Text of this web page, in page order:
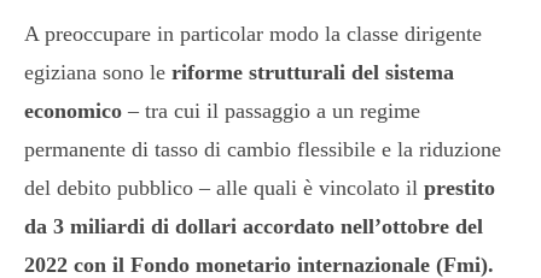
A preoccupare in particolar modo la classe dirigente
egiziana sono le riforme strutturali del sistema
economico – tra cui il passaggio a un regime
permanente di tasso di cambio flessibile e la riduzione
del debito pubblico – alle quali è vincolato il prestito
da 3 miliardi di dollari accordato nell’ottobre del
2022 con il Fondo monetario internazionale (Fmi).